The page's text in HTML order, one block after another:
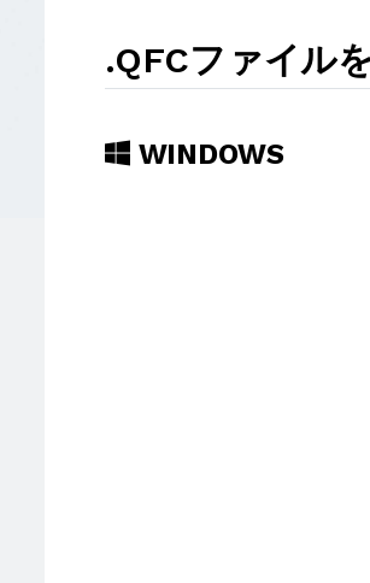
.QFCファイル
WINDOWS